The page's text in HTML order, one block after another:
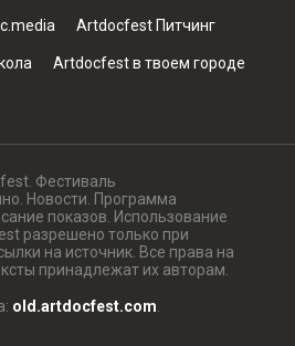
Artdocfest Питчинг
Artdocfest в твоем городе
Фестиваль
Новости. Программа
показов. Использование
разрешено только при
на источник. Все права на
принадлежат их авторам.
old.artdocfest.com